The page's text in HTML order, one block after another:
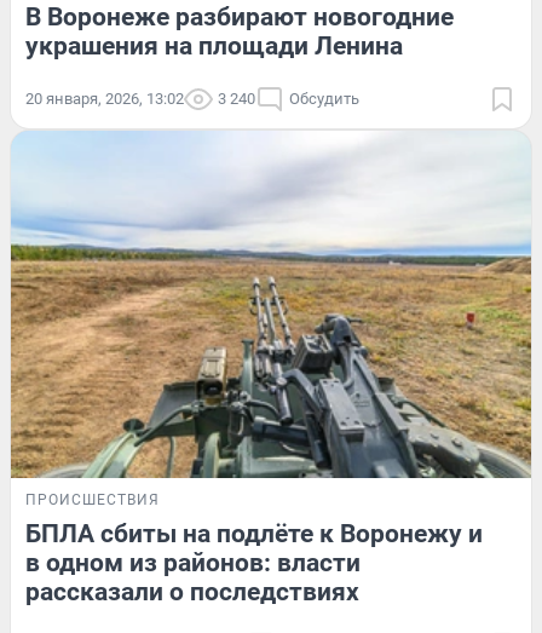
В Воронеже разбирают новогодние
украшения на площади Ленина
20 января, 2026, 13:02 3 240 Обсудить
ПРОИСШЕСТВИЯ
БПЛА сбиты на подлёте к Воронежу и
в одном из районов: власти
рассказали о последствиях